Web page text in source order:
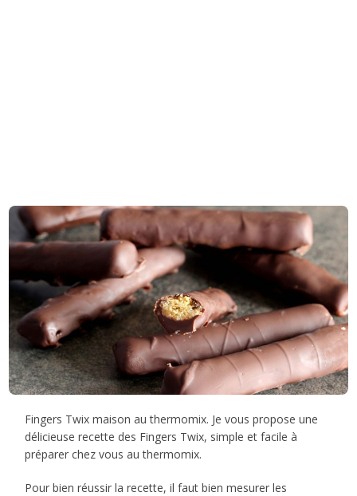
Fingers Twix maison au thermomix. Je vous propose une
délicieuse recette des Fingers Twix, simple et facile à
préparer chez vous au thermomix.
Pour bien réussir la recette, il faut bien mesurer les